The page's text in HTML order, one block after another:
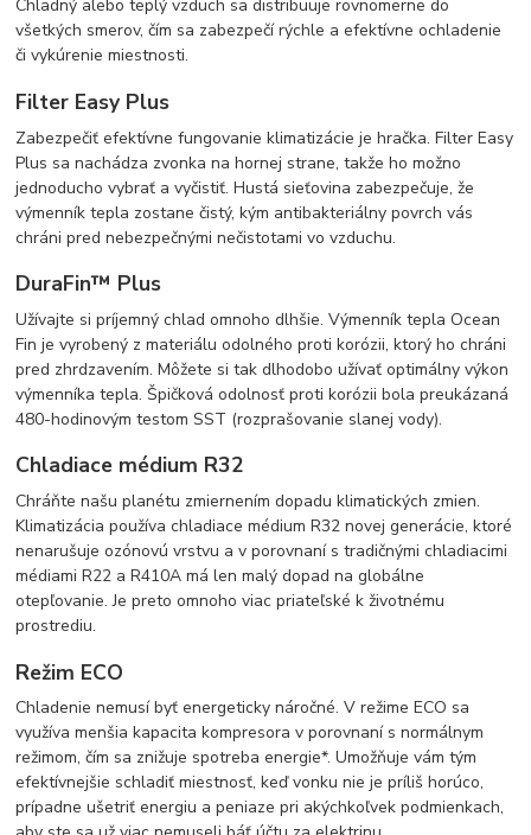
Chladný alebo teplý vzduch sa distribuuje rovnomerne do
všetkých smerov, čím sa zabezpečí rýchle a efektívne ochladenie
či vykúrenie miestnosti.
Filter Easy Plus
Zabezpečiť efektívne fungovanie klimatizácie je hračka. Filter Easy
Plus sa nachádza zvonka na hornej strane, takže ho možno
jednoducho vybrať a vyčistiť. Hustá sieťovina zabezpečuje, že
výmenník tepla zostane čistý, kým antibakteriálny povrch vás
chráni pred nebezpečnými nečistotami vo vzduchu.
DuraFin™ Plus
Užívajte si príjemný chlad omnoho dlhšie. Výmenník tepla Ocean
Fin je vyrobený z materiálu odolného proti korózii, ktorý ho chráni
pred zhrdzavením. Môžete si tak dlhodobo užívať optimálny výkon
výmenníka tepla. Špičková odolnosť proti korózii bola preukázaná
480-hodinovým testom SST (rozprašovanie slanej vody).
Chladiace médium R32
Chráňte našu planétu zmiernením dopadu klimatických zmien.
Klimatizácia používa chladiace médium R32 novej generácie, ktoré
nenarušuje ozónovú vrstvu a v porovnaní s tradičnými chladiacimi
médiami R22 a R410A má len malý dopad na globálne
otepľovanie. Je preto omnoho viac priateľské k životnému
prostrediu.
Režim ECO
Chladenie nemusí byť energeticky náročné. V režime ECO sa
využíva menšia kapacita kompresora v porovnaní s normálnym
režimom, čím sa znižuje spotreba energie*. Umožňuje vám tým
efektívnejšie schladiť miestnosť, keď vonku nie je príliš horúco,
prípadne ušetriť energiu a peniaze pri akýchkoľvek podmienkach,